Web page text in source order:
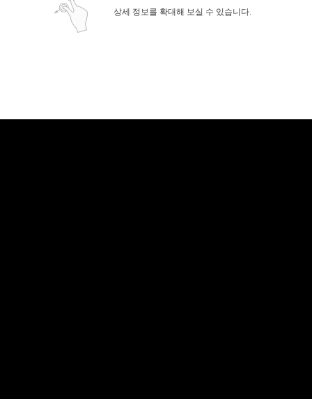
상세 정보를 확대해 보실 수 있습니다.